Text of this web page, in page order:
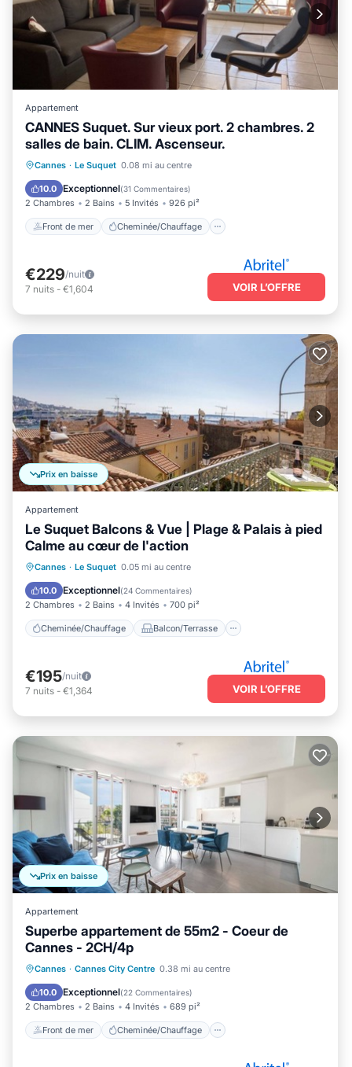
Appartement
CANNES Suquet. Sur vieux port. 2 chambres. 2
salles de bain. CLIM. Ascenseur.
Cannes · Le Suquet 0.08 mi au centre
10.0 Exceptionnel(31 Commentaires)
2 Chambres 2 Bains 5 Invités 926 pi²
Front de mer Cheminée/Chauffage
Front de mer
Cheminée/Chauffage
Vue sur l’océan
Balcon/Terrasse
€229/nuit
7 nuits - €1,604 VOIR L’OFFRE
Prix en baisse
Appartement
Le Suquet Balcons & Vue | Plage & Palais à pied
Calme au cœur de l'action
Cannes · Le Suquet 0.05 mi au centre
10.0 Exceptionnel(24 Commentaires)
2 Chambres 2 Bains 4 Invités 700 pi²
Cheminée/Chauffage Balcon/Terrasse
Cheminée/Chauffage
Animaux acceptés
Cuisine
€195/nuit
7 nuits - €1,364 VOIR L’OFFRE
Prix en baisse
Appartement
Superbe appartement de 55m2 - Coeur de
Cannes - 2CH/4p
Cannes · Cannes City Centre 0.38 mi au centre
10.0 Exceptionnel(22 Commentaires)
2 Chambres 2 Bains 4 Invités 689 pi²
Front de mer Cheminée/Chauffage
Front de mer
Cheminée/Chauffage
Vue sur l’océan
Vue